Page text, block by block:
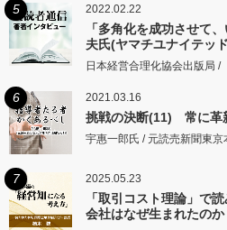
5 2022.02.22
「多角化を成功させて
夫氏(ヤマチユナイテッ
日本経営合理化協会出版局 /
6 2021.03.16
挑戦の決断(11) 常に革
宇惠一郎氏 / 元読売新聞東
7 2025.05.23
「取引コスト理論」で
会社はなぜ生まれたのか